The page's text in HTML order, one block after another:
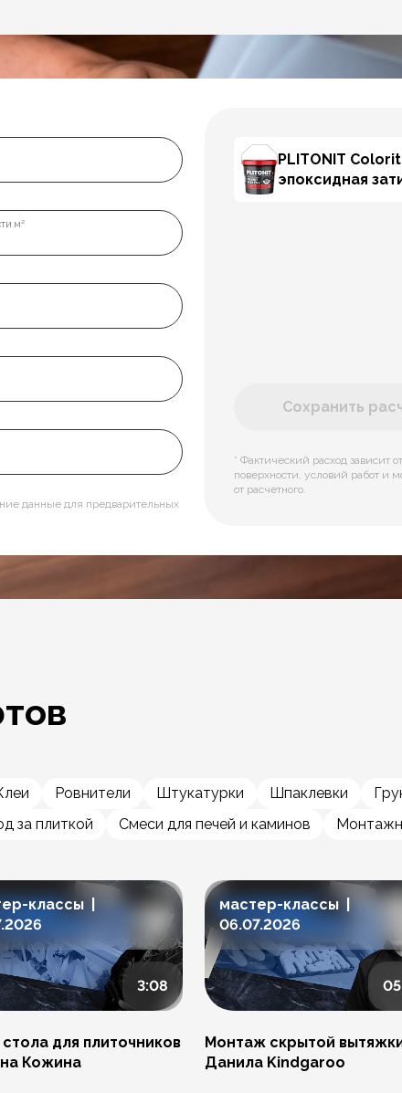
м²
данные для предварительных
PLITONIT
эпоксидная
Сохранить
* Фактический расход зависит
поверхности, условий работ и
от расчетного.
Ровнители Штукатурки Шпаклевки
за плиткой Смеси для печей и каминов
классы |
3:08
для плиточников
Кожина
мастер-классы |
06.07.2026
Монтаж скрытой
Данила Kindgaroo